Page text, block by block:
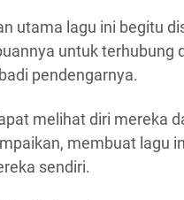
utama lagu ini begitu
untuk terhubung
pendengarnya.
melihat diri mereka
membuat lagu
sendiri.